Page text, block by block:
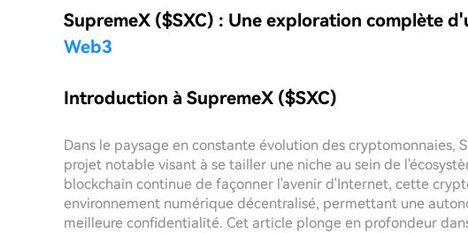
SupremeX ($SXC) : Une exploration complète
Web3
Introduction à SupremeX ($SXC)
Dans le paysage en constante évolution des cryptomonnaies,
projet notable visant à se tailler une niche au sein de
blockchain continue de façonner l'avenir d'Internet, cette
environnement numérique décentralisé, permettant une
meilleure confidentialité. Cet article plonge en profondeur